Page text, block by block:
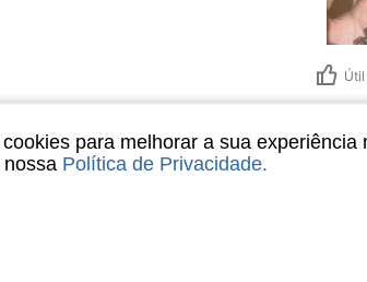
Avaliaçõespara melhorar a sua
Política de Privacidade.